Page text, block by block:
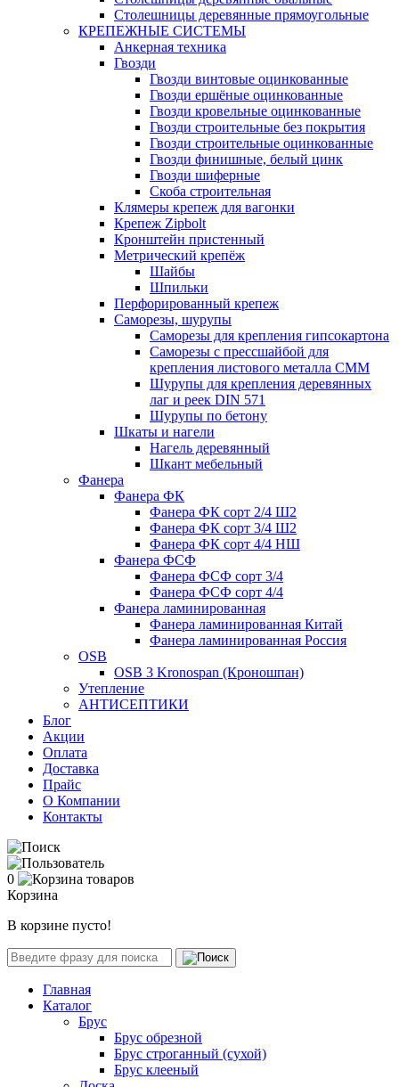
Столешницы деревянные прямоугольные
КРЕПЕЖНЫЕ СИСТЕМЫ
Анкерная техника
Гвозди
Гвозди винтовые оцинкованные
Гвозди ершёные оцинкованные
Гвозди кровельные оцинкованные
Гвозди строительные без покрытия
Гвозди строительные оцинкованные
Гвозди финишные, белый цинк
Гвозди шиферные
Скоба строительная
Клямеры крепеж для вагонки
Крепеж Zipbolt
Кронштейн пристенный
Метрический крепёж
Шайбы
Шпильки
Перфорированный крепеж
Саморезы, шурупы
Саморезы для крепления гипсокартона
Саморезы с прессшайбой для
крепления листового металла СММ
Шурупы для крепления деревянных
лаг и реек DIN 571
Шурупы по бетону
Шкаты и нагели
Нагель деревянный
Шкант мебельный
Фанера
Фанера ФК
Фанера ФК сорт 2/4 Ш2
Фанера ФК сорт 3/4 Ш2
Фанера ФК сорт 4/4 НШ
Фанера ФСФ
Фанера ФСФ сорт 3/4
Фанера ФСФ сорт 4/4
Фанера ламинированная
Фанера ламинированная Китай
Фанера ламинированная Россия
OSB
OSB 3 Kronospan (Кроношпан)
Утепление
АНТИСЕПТИКИ
Блог
Акции
Оплата
Доставка
Прайс
О Компании
Контакты
0
Корзина
В корзине пусто!
Главная
Каталог
Брус
Брус обрезной
Брус строганный (сухой)
Брус клееный